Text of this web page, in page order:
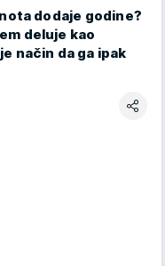
dodaje godine?
deluje kao
način da ga ipak